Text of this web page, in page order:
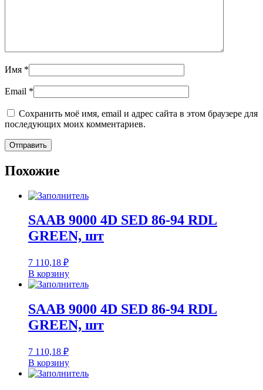
Имя *
Email *
Сохранить моё имя, email и адрес сайта в этом браузере для
последующих моих комментариев.
Похожие
SAAB 9000 4D SED 86-94 RDL
GREEN, шт
7 110,18 ₽
В корзину
SAAB 9000 4D SED 86-94 RDL
GREEN, шт
7 110,18 ₽
В корзину